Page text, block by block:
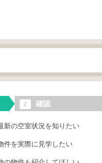
2 確認
新の空室状況を知りたい
件を実際に見学したい